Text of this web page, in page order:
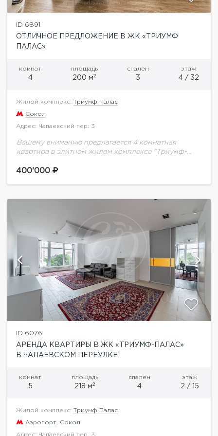
ID 6891
ОТЛИЧНОЕ ПРЕДЛОЖЕНИЕ В ЖК «ТРИУМФ
ПАЛАС»
комнат
4
площадь
200 м2
спален
3
этаж
4 / 32
Жилой комплекс: Триумф Палас
Сокол
Адрес: Чапаевский пер. 3
Вашему вниманию предлагается 4 комнатная
квартира в элитном жилом комплексе "Триумф-
ремонт выполнен в современном стиле. Имеется вся
400'000
ID 6076
АРЕНДА КВАРТИРЫ В ЖК «ТРИУМФ-ПАЛАС»
В ЧАПАЕВСКОМ ПЕРЕУЛКЕ
комнат
5
площадь
218 м2
спален
4
этаж
2 / 15
Жилой комплекс: Триумф Палас
Аэропорт Сокол
Адрес: Чапаевский пер. 3